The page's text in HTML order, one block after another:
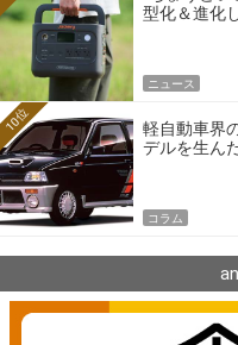
型化＆進化
ニュース
軽自動車界
デルを生ん
10位
コラム